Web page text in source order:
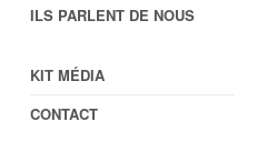
ILS PARLENT DE NOUS
KIT MÉDIA
CONTACT